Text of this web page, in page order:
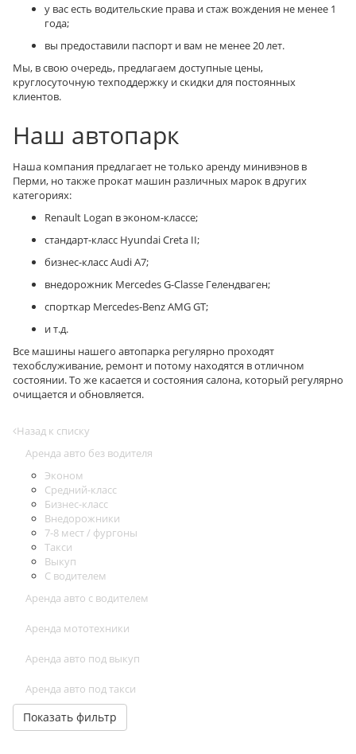
у вас есть водительские права и стаж вождения не менее 1
года;
вы предоставили паспорт и вам не менее 20 лет.
Мы, в свою очередь, предлагаем доступные цены,
круглосуточную техподдержку и скидки для постоянных
клиентов.
Наш автопарк
Наша компания предлагает не только аренду минивэнов в
Перми, но также прокат машин различных марок в других
категориях:
Renault Logan в эконом-классе;
стандарт-класс Hyundai Creta II;
бизнес-класс Audi A7;
внедорожник Mercedes G-Classe Гелендваген;
спорткар Mercedes-Benz AMG GT;
и т.д.
Все машины нашего автопарка регулярно проходят
техобслуживание, ремонт и потому находятся в отличном
состоянии. То же касается и состояния салона, который регулярно
очищается и обновляется.
Назад к списку
Аренда авто без водителя
Эконом
Средний-класс
Бизнес-класс
Внедорожники
7-8 мест / фургоны
Такси
Выкуп
С водителем
Аренда авто с водителем
Аренда мототехники
Аренда авто под выкуп
Аренда авто под такси
Показать фильтр